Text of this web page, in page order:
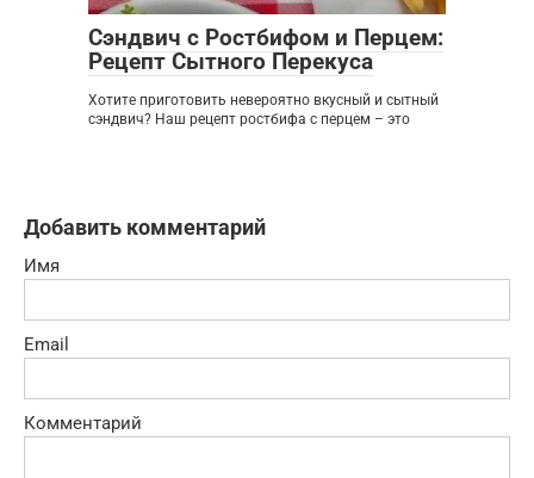
Сэндвич с Ростбифом и Перцем:
Рецепт Сытного Перекуса
Хотите приготовить невероятно вкусный и сытный
сэндвич? Наш рецепт ростбифа с перцем – это
Добавить комментарий
Имя
Email
Комментарий